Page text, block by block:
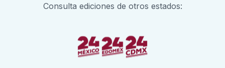
Consulta ediciones de otros estados: